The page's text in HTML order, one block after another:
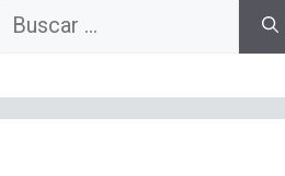
Buscar: